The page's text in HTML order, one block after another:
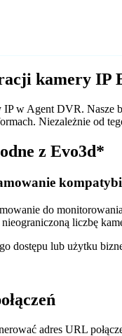
kamery IP
w Agent DVR. Nasze
Niezależnie od
z Evo3d*
do
liczbę
dostępu lub użytku
adres URL